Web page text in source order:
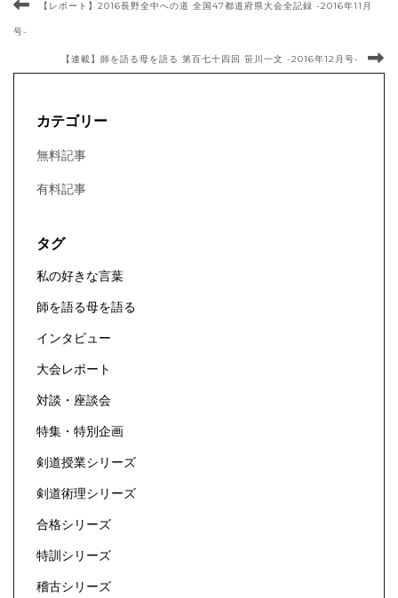
【レポート】2016長野全中への道 全国47都道府県大会全記録 -2016年11月
号-
【連載】師を語る母を語る 第百七十四回 笹川一文 -2016年12月号-
カテゴリー
無料記事
有料記事
タグ
私の好きな言葉
師を語る母を語る
インタビュー
大会レポート
対談・座談会
特集・特別企画
剣道授業シリーズ
剣道術理シリーズ
合格シリーズ
特訓シリーズ
稽古シリーズ